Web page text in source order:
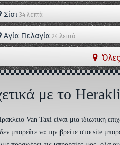
Σίσι34 λεπτά
Αγία Πελαγία24 λεπτά
Όλες
με το
Van Taxi είναι μια ιδιωτική
μπορείτε να την βρείτε στο site